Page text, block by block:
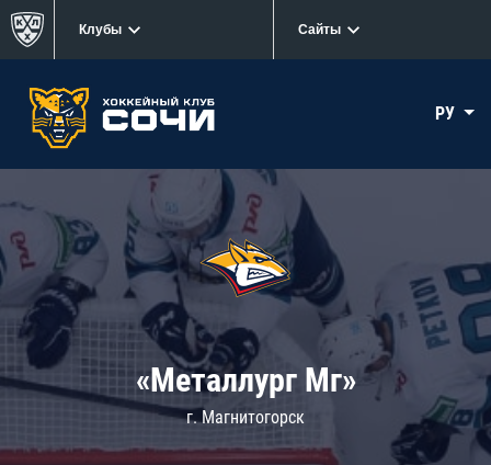
Клубы Сайты
РУ
«Металлург Мг»
г. Магнитогорск